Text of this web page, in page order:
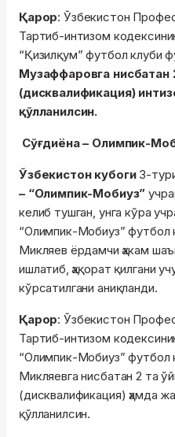
Қарор: Ўзбекистон
Тартиб-интизом
“Қизилқум” футбол клуби
Музаффаровга нисбатан
(дисквалификация)
қўлланилсин.
Сўғдиёна – Олимпик-
Ўзбекистон кубоги3-
– “Олимпик-Мобиуз”
келиб тушган, унга кўра
“Олимпик-Мобиуз” футбол
Микляев ёрдамчи ҳакам
ишлатиб, ҳақорат қилгани
кўрсатилгани аниқланди.
Қарор: Ўзбекистон
Тартиб-интизом
“Олимпик-Мобиуз” футбол
Микляевга нисбатан 2 та
(дисквалификация) ҳамда
қўлланилсин.